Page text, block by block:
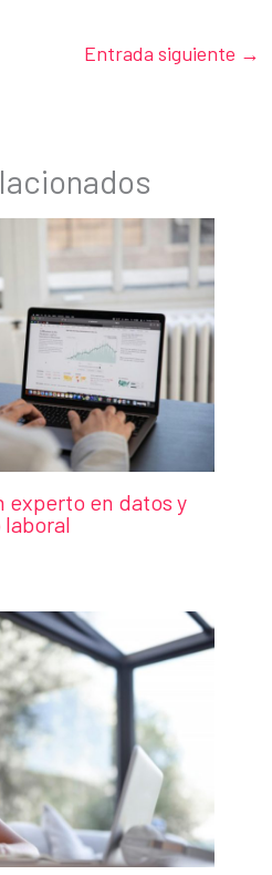
Entrada siguiente →
experto en datos y